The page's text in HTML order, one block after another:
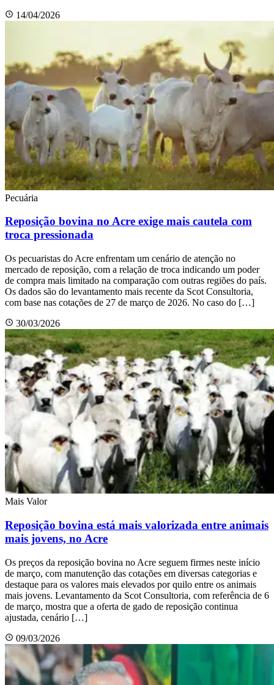
14/04/2026
Pecuária
Reposição bovina no Acre exige mais cautela com
troca pressionada
Os pecuaristas do Acre enfrentam um cenário de atenção no
mercado de reposição, com a relação de troca indicando um poder
de compra mais limitado na comparação com outras regiões do país.
Os dados são do levantamento mais recente da Scot Consultoria,
com base nas cotações de 27 de março de 2026. No caso do […]
30/03/2026
Mais Valor
Reposição bovina está mais valorizada entre animais
mais jovens, no Acre
Os preços da reposição bovina no Acre seguem firmes neste início
de março, com manutenção das cotações em diversas categorias e
destaque para os valores mais elevados por quilo entre os animais
mais jovens. Levantamento da Scot Consultoria, com referência de 6
de março, mostra que a oferta de gado de reposição continua
ajustada, cenário […]
09/03/2026